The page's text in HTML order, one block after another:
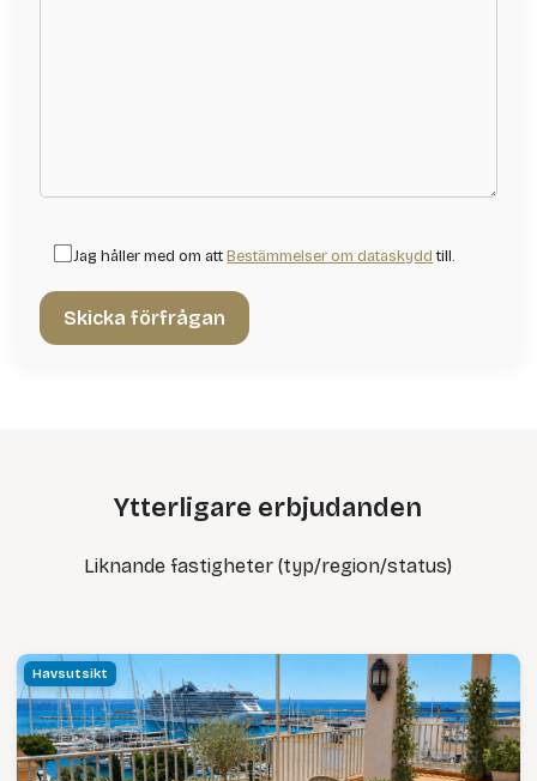
Jag håller med om attBestämmelser om dataskyddtill.
Ytterligare erbjudanden
Liknande fastigheter (typ/region/status)
Havsutsikt